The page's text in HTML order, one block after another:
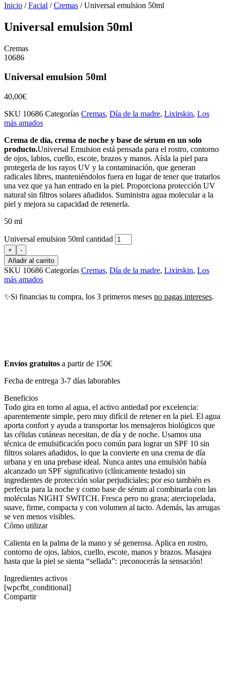
Inicio /Facial /Cremas / Universal emulsion 50ml
Universal emulsion 50ml
Cremas
10686
Universal emulsion 50ml
40,00€
SKU 10686 Categorías Cremas, Día de la madre, Lixirskin, Los
más amados
Crema de día, crema de noche y base de sérum en un solo
producto.Universal Emulsion está pensada para el rostro, contorno
de ojos, labios, cuello, escote, brazos y manos. Aísla la piel para
protegerla de los rayos UV y la contaminación, que generan
radicales libres, manteniéndolos fuera en lugar de tener que tratarlos
una vez que ya han entrado en la piel. Proporciona protección UV
natural sin filtros solares añadidos. Suministra agua molecular a la
piel y mejora su capacidad de retenerla.
50 ml
Universal emulsion 50ml cantidad
+
-
Añadir al carrito
SKU 10686 Categorías Cremas, Día de la madre, Lixirskin, Los
más amados
✨Si financias tu compra, los 3 primeros meses no pagas intereses.
Envíos gratuitos a partir de 150€
Fecha de entrega 3-7 días laborables
Beneficios
Todo gira en torno al agua, el activo antiedad por excelencia:
aparentemente simple, pero muy difícil de retener en la piel. El agua
aporta confort y ayuda a transportar los mensajeros biológicos que
las células cutáneas necesitan, de día y de noche. Usamos una
técnica de emulsificación poco común para lograr un SPF 10 sin
filtros solares añadidos, lo que la convierte en una crema de día
urbana y en una prebase ideal. Nunca antes una emulsión había
alcanzado un SPF significativo (clínicamente testado) sin
ingredientes de protección solar perjudiciales; por eso también es
perfecta para la noche y como base de sérum al combinarla con las
moléculas NIGHT SWITCH. Fresca pero no grasa; aterciopelada,
suave, firme, compacta y con volumen al tacto. Además, las arrugas
se ven menos visibles.
Cómo utilizar
Calienta en la palma de la mano y sé generosa. Aplica en rostro,
contorno de ojos, labios, cuello, escote, manos y brazos. Masajea
hasta que la piel se sienta “sellada”: ¡reconocerás la sensación!
Ingredientes activos
[wpcfbt_conditional]
Compartir